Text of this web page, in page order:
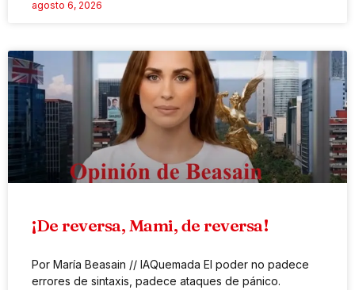
agosto 6, 2026
¡De reversa, Mami, de reversa!
Por María Beasain // IAQuemada El poder no padece
errores de sintaxis, padece ataques de pánico.